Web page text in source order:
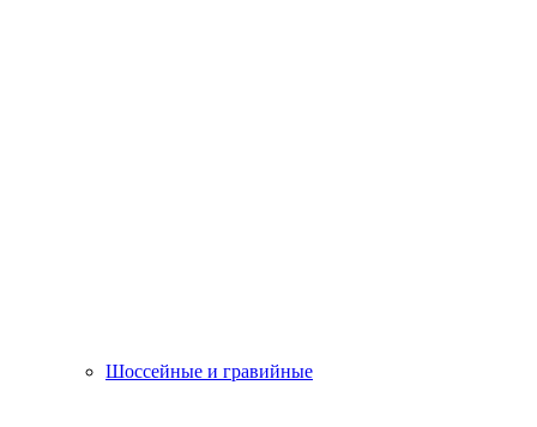
Шоссейные и гравийные